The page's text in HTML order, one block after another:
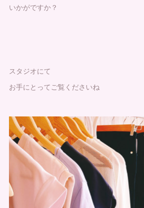
いかがですか？
スタジオにて
お手にとってご覧くださいね